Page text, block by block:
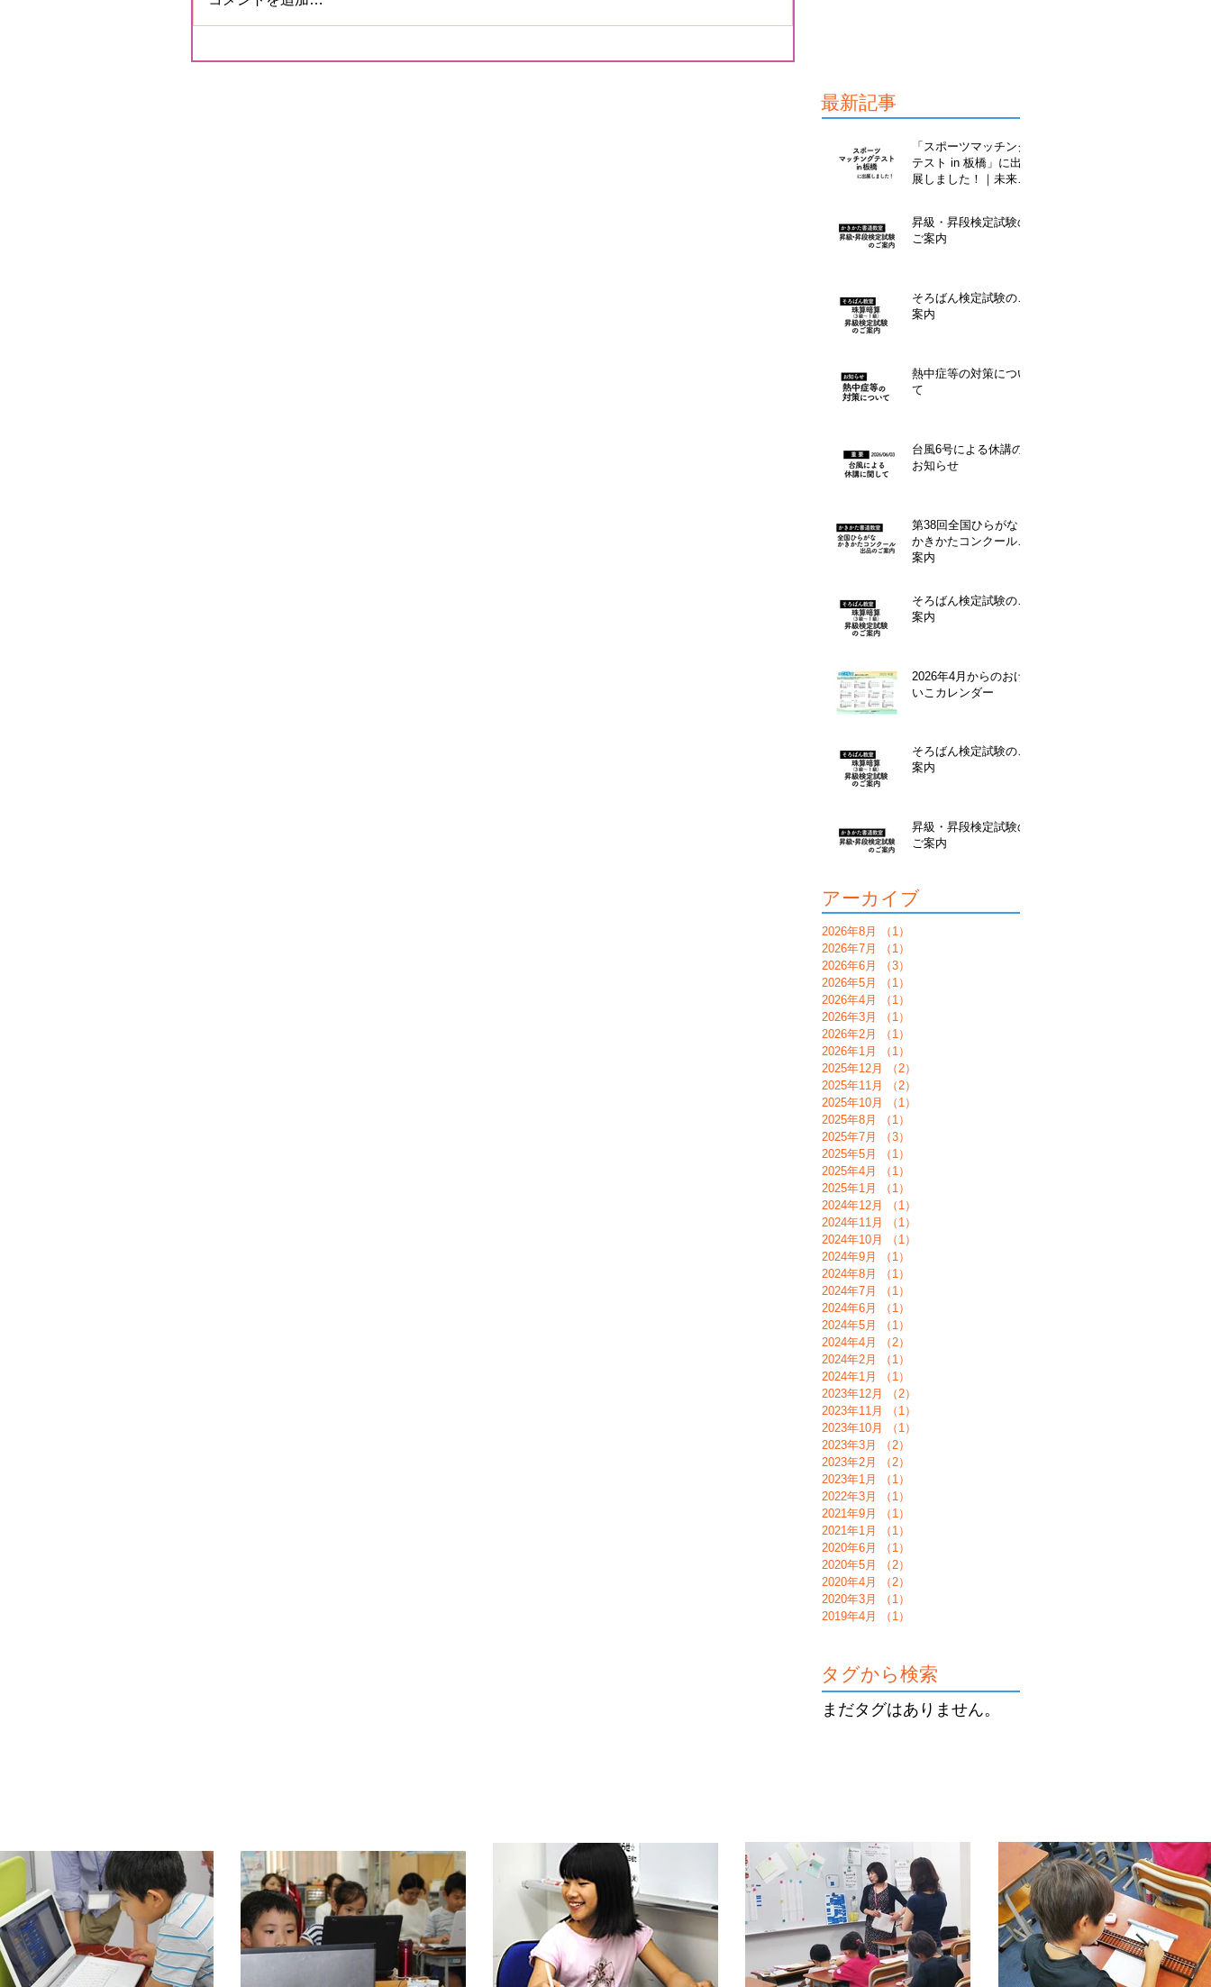
最新記事
「スポーツマッチング
テスト in 板橋」に出
展しました！｜未来こ
昇級・昇段検定試験の
ご案内
そろばん検定試験のご
案内
熱中症等の対策につい
て
台風6号による休講の
お知らせ
第38回全国ひらがな・
かきかたコンクールご
案内
そろばん検定試験のご
案内
2026年4月からのおけ
いこカレンダー
そろばん検定試験のご
案内
昇級・昇段検定試験の
ご案内
アーカイブ
2026年8月 （1）
2026年7月
（1）
2026年6月
（3）
2026年5月
（1）
2026年4月
（1）
2026年3月
（1）
2026年2月
（1）
2026年1月
（1）
2025年12月
（2）
2025年11月
（2）
2025年10月
（1）
2025年8月
（1）
2025年7月
（3）
2025年5月
（1）
2025年4月
（1）
2025年1月
（1）
2024年12月
（1）
2024年11月
（1）
2024年10月
（1）
2024年9月
（1）
2024年8月
（1）
2024年7月
（1）
2024年6月
（1）
2024年5月
（1）
2024年4月
（2）
2024年2月
（1）
2024年1月
（1）
2023年12月
（2）
2023年11月
（1）
2023年10月
（1）
2023年3月
（2）
2023年2月
（2）
2023年1月
（1）
2022年3月
（1）
2021年9月
（1）
2021年1月
（1）
2020年6月
（1）
2020年5月
（2）
2020年4月
（2）
2020年3月
（1）
2019年4月
（1）
タグから検索
まだタグはありません。